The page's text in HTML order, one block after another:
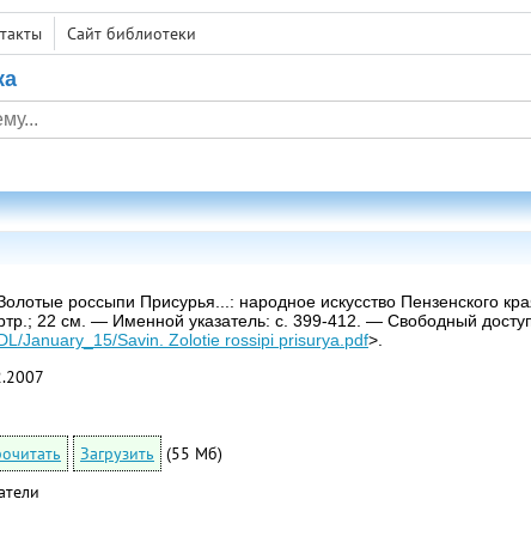
Сайт библиотеки
россыпи Присурья...: народное искусство Пензенского
22 см. — Именной указатель: с. 399-412. — Свободный
January_15/Savin. Zolotie rossipi prisurya.pdf>.
Загрузить
(55 Мб)